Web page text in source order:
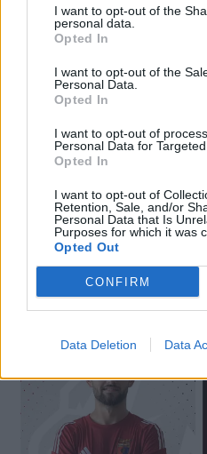
I want to opt-out of the
personal data.
Opted In
I want to opt-out of the
Personal Data.
Opted In
I want to opt-out of
Personal Data for Targeted
Opted In
I want to opt-out of
Retention, Sale, and/or
Personal Data that Is
Purposes for which it was
Opted Out
CONFIRM
Data Deletion Data
🔥 Trending